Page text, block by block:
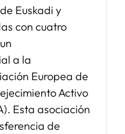
Euskadi y
con cuatro
a la
Europea de
Activo
Esta asociación
de